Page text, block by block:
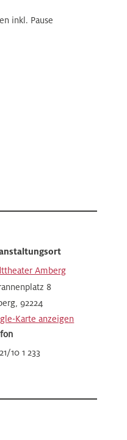
inkl. Pause
Amberg
8
, 92224
Karte anzeigen
10 1 233